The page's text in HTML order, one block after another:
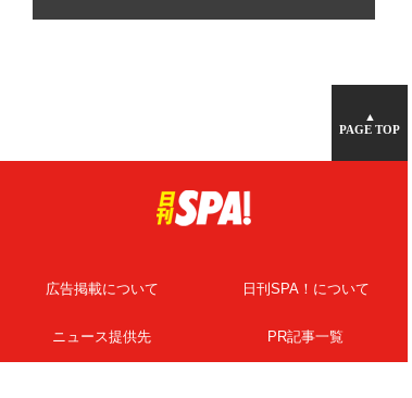
▲
PAGE TOP
広告掲載について 日刊SPA！について
ニュース提供先 PR記事一覧